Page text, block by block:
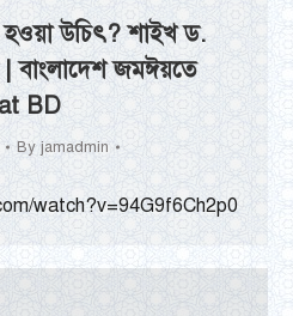
উচিৎ? শাইখ ড.
| বাংলাদেশ জমঈয়তে
BD
By jamadmin
watch?v=94G9f6Ch2p0